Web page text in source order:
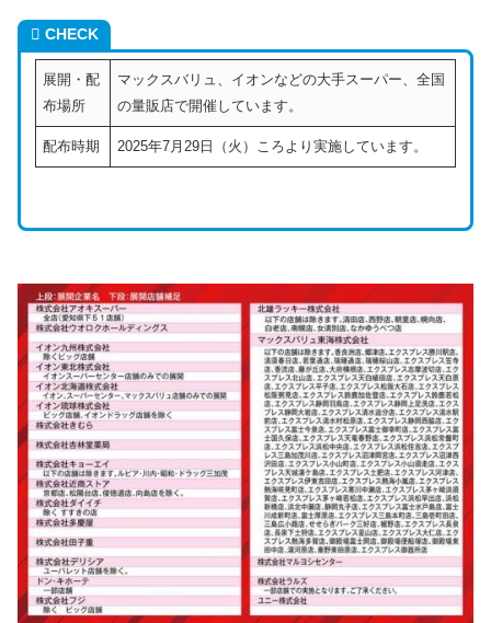
CHECK
展開・配
布場所
マックスバリュ、イオンなどの大手スーパー、全国
の量販店で開催しています。
配布時期 2025年7月29日（火）ころより実施しています。